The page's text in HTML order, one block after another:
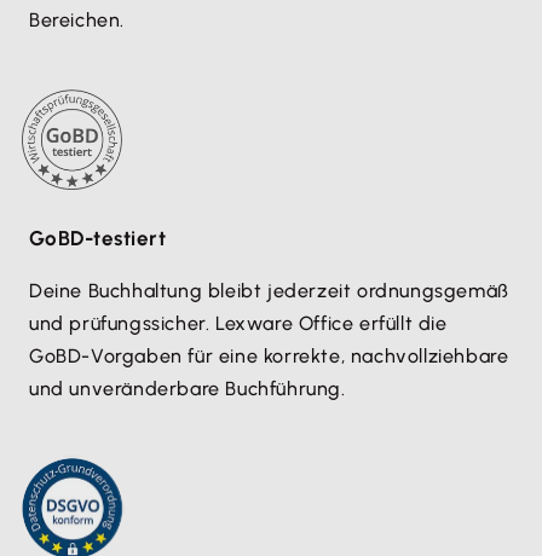
Bereichen.
GoBD-testiert
Deine Buchhaltung bleibt jederzeit ordnungsgemäß
und prüfungssicher. Lexware Office erfüllt die
GoBD-Vorgaben für eine korrekte, nachvollziehbare
und unveränderbare Buchführung.